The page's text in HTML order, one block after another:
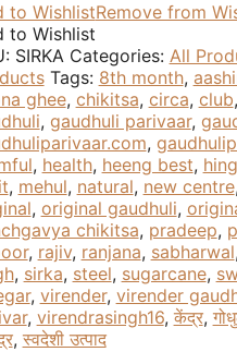
to WishlistRemove from
to Wishlist
SIRKA Categories: All
Tags: 8th month,
ghee, chikitsa, circa, club,
, gaudhuli parivaar,
,
, health, heeng best, hing
, mehul, natural, new centre,
, original gaudhuli,
chikitsa, pradeep,
, rajiv, ranjana, sabharwal,
, sirka, steel, sugarcane,
, virender, virender
, virendrasingh16, केंद्र,
, स्वदेशी उत्पाद